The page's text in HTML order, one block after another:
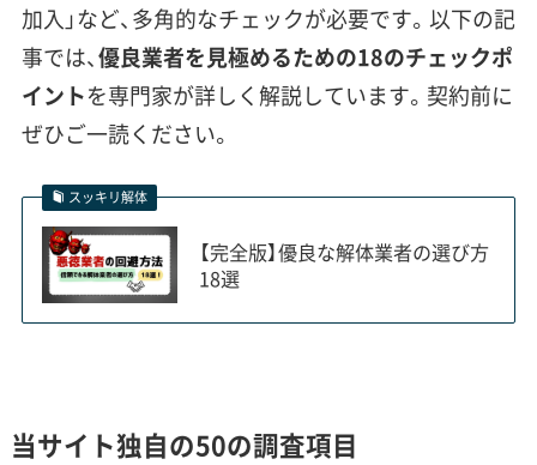
同じ京都市内でも、都心部は駐車料金、密集市
街地は人件費、山間部は運搬費が解体費用を押
し上げる主要因で、エリアごとにコスト構造が
A. 都心・商業エリア（下京区、南区の一部など）
す。交通量が多いため交通誘導員の配置が必須で、
加入」など、多角的なチェックが必要です。以下の記
事では、優良業者を見極めるための18のチェックポ
イントを専門家が詳しく解説しています。契約前に
ぜひご一読ください。
スッキリ解体
【完全版】優良な解体業者の選び方
18選
当サイト独自の50の調査項目